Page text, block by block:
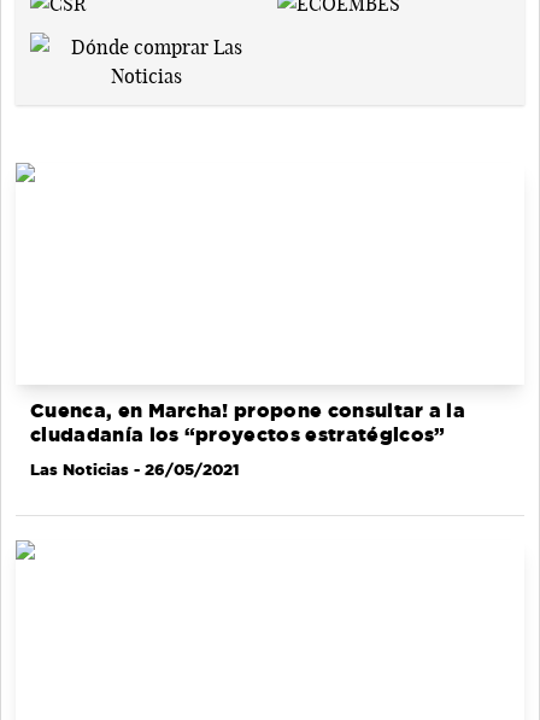
Cuenca, en Marcha! propone consultar a la
ciudadanía los “proyectos estratégicos”
Las Noticias - 26/05/2021